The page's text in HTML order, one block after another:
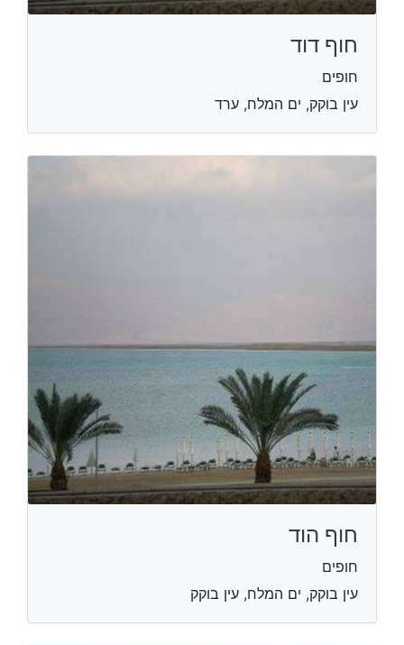
חוף דוד
חופים
עין בוקק, ים המלח, ערד
חוף הוד
חופים
עין בוקק, ים המלח, עין בוקק